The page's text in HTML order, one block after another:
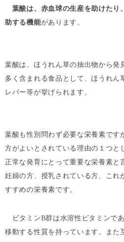
葉酸は、赤血球の生産を助けたり
助する機能があります。
葉酸は、ほうれん草の抽出物から発
多く含まれる食品として、ほうれん
レバー等が挙げられます。
葉酸も性別問わず必要な栄養素です
方がよいとされている理由の１つと
正常な発育にとって重要な栄養素と
妊婦の方、授乳されている方、これ
すすめの栄養素です。
ビタミンB群は水溶性ビタミンで
移動する性質を持っています。また